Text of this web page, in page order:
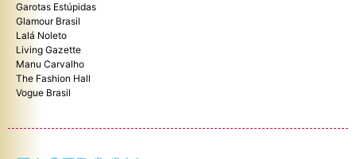
Garotas Estúpidas
Glamour Brasil
Lalá Noleto
Living Gazette
Manu Carvalho
The Fashion Hall
Vogue Brasil